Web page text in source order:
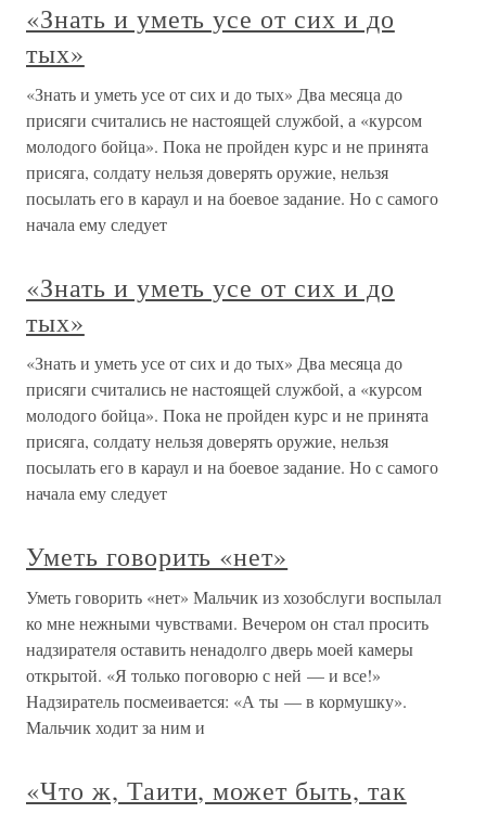
«Знать и уметь усе от сих и до
тых»
«Знать и уметь усе от сих и до тых» Два месяца до
присяги считались не настоящей службой, а «курсом
молодого бойца». Пока не пройден курс и не принята
присяга, солдату нельзя доверять оружие, нельзя
посылать его в караул и на боевое задание. Но с самого
начала ему следует
«Знать и уметь усе от сих и до
тых»
«Знать и уметь усе от сих и до тых» Два месяца до
присяги считались не настоящей службой, а «курсом
молодого бойца». Пока не пройден курс и не принята
присяга, солдату нельзя доверять оружие, нельзя
посылать его в караул и на боевое задание. Но с самого
начала ему следует
Уметь говорить «нет»
Уметь говорить «нет» Мальчик из хозобслуги воспылал
ко мне нежными чувствами. Вечером он стал просить
надзирателя оставить ненадолго дверь моей камеры
открытой. «Я только поговорю с ней — и все!»
Надзиратель посмеивается: «А ты — в кормушку».
Мальчик ходит за ним и
«Что ж, Таити, может быть, так